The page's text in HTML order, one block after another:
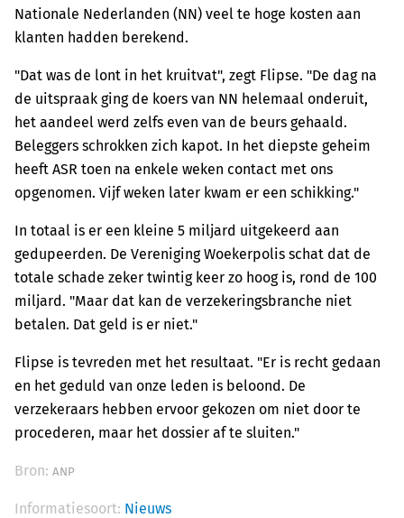
Nationale Nederlanden (NN) veel te hoge kosten aan
klanten hadden berekend.
"Dat was de lont in het kruitvat", zegt Flipse. "De dag na
de uitspraak ging de koers van NN helemaal onderuit,
het aandeel werd zelfs even van de beurs gehaald.
Beleggers schrokken zich kapot. In het diepste geheim
heeft ASR toen na enkele weken contact met ons
opgenomen. Vijf weken later kwam er een schikking."
In totaal is er een kleine 5 miljard uitgekeerd aan
gedupeerden. De Vereniging Woekerpolis schat dat de
totale schade zeker twintig keer zo hoog is, rond de 100
miljard. "Maar dat kan de verzekeringsbranche niet
betalen. Dat geld is er niet."
Flipse is tevreden met het resultaat. "Er is recht gedaan
en het geduld van onze leden is beloond. De
verzekeraars hebben ervoor gekozen om niet door te
procederen, maar het dossier af te sluiten."
Bron: ANP
Informatiesoort: Nieuws